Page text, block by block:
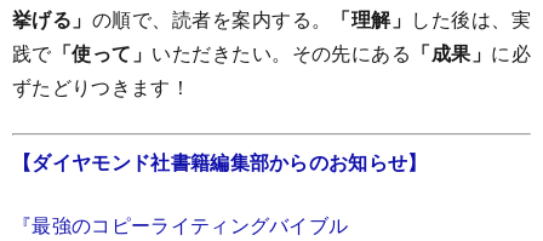
挙げる」 の順で、読者を案内する。 「理解」 した後は、実
践で「使って」 いただきたい。その先にある 「成果」 に必
ずたどりつきます！
【ダイヤモンド社書籍編集部からのお知らせ】
『最強のコピーライティングバイブル